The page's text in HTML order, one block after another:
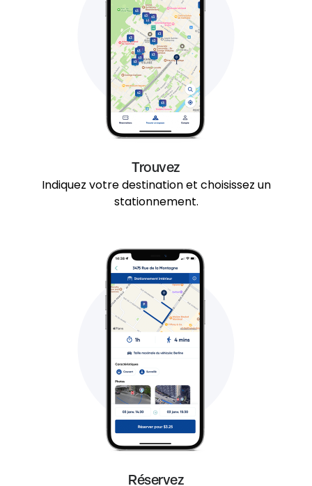
Trouvez
Indiquez votre destination et choisissez un
stationnement.
Réservez